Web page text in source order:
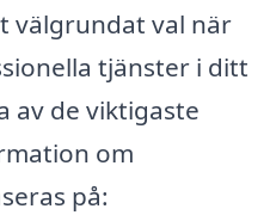
välgrundat val när
tjänster i ditt
av de viktigaste
om
på: